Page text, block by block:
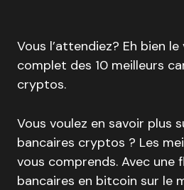
Vous l’attendiez? Eh bien
complet des 10 meilleurs
cryptos.
Vous voulez en savoir plus
bancaires cryptos ? Les
vous comprends. Avec une
bancaires en bitcoin sur le